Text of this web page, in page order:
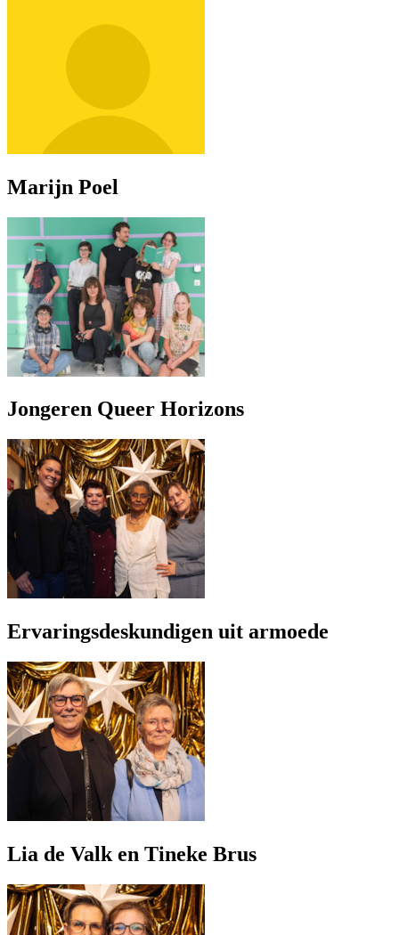
Marijn Poel
Jongeren Queer Horizons
Ervaringsdeskundigen uit armoede
Lia de Valk en Tineke Brus